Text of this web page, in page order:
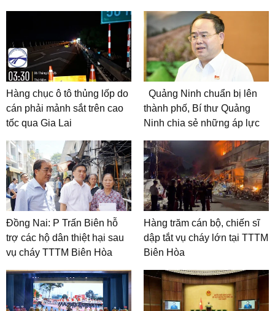
Hàng chục ô tô thủng lốp do
cán phải mảnh sắt trên cao
tốc qua Gia Lai
Quảng Ninh chuẩn bị lên
thành phố, Bí thư Quảng
Ninh chia sẻ những áp lực
Đồng Nai: P Trấn Biên hỗ
trợ các hộ dân thiệt hại sau
vụ cháy TTTM Biên Hòa
Hàng trăm cán bộ, chiến sĩ
dập tắt vụ cháy lớn tại TTTM
Biên Hòa